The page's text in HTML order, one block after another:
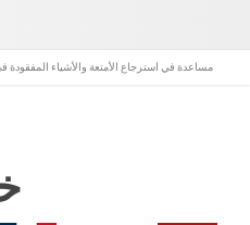
مساعدة في استرجاع الأمتعة والأشياء المفقودة